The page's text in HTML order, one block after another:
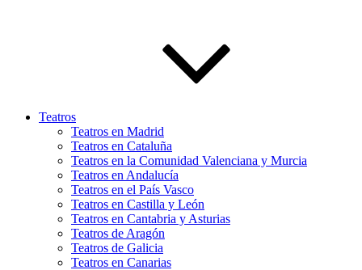
Teatros
Teatros en Madrid
Teatros en Cataluña
Teatros en la Comunidad Valenciana y Murcia
Teatros en Andalucía
Teatros en el País Vasco
Teatros en Castilla y León
Teatros en Cantabria y Asturias
Teatros de Aragón
Teatros de Galicia
Teatros en Canarias